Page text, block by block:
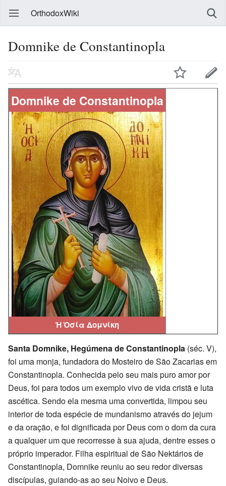
OrthodoxWiki
Domnike de Constantinopla
Domnike de Constantinopla
Ἡ Ὁσία Δομνίκη
Santa Domnike, Hegúmena de Constantinopla (séc. V),
foi uma monja, fundadora do Mosteiro de São Zacarias em
Constantinopla. Conhecida pelo seu mais puro amor por
Deus, foi para todos um exemplo vivo de vida cristã e luta
ascética. Sendo ela mesma uma convertida, limpou seu
interior de toda espécie de mundanismo através do jejum
e da oração, e foi dignificada por Deus com o dom da cura
a qualquer um que recorresse à sua ajuda, dentre esses o
próprio imperador. Filha espiritual de São Nektários de
Constantinopla, Domnike reuniu ao seu redor diversas
discípulas, guiando-as ao seu Noivo e Deus.